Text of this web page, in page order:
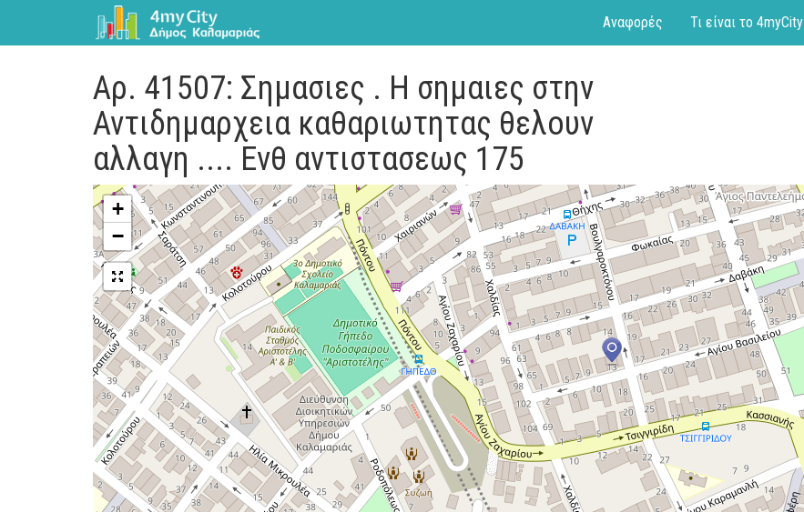
Αναφορές Τι είναι το 4myCity
Αρ. 41507: Σημασιες . Η σημαιες στην
Αντιδημαρχεια καθαριωτητας θελουν
αλλαγη .... Ενθ αντιστασεως 175
+
−